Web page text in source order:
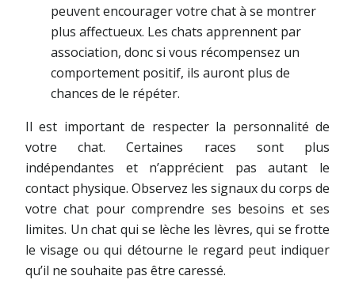
peuvent encourager votre chat à se montrer
plus affectueux. Les chats apprennent par
association, donc si vous récompensez un
comportement positif, ils auront plus de
chances de le répéter.
Il est important de respecter la personnalité de
votre chat. Certaines races sont plus
indépendantes et n’apprécient pas autant le
contact physique. Observez les signaux du corps de
votre chat pour comprendre ses besoins et ses
limites. Un chat qui se lèche les lèvres, qui se frotte
le visage ou qui détourne le regard peut indiquer
qu’il ne souhaite pas être caressé.